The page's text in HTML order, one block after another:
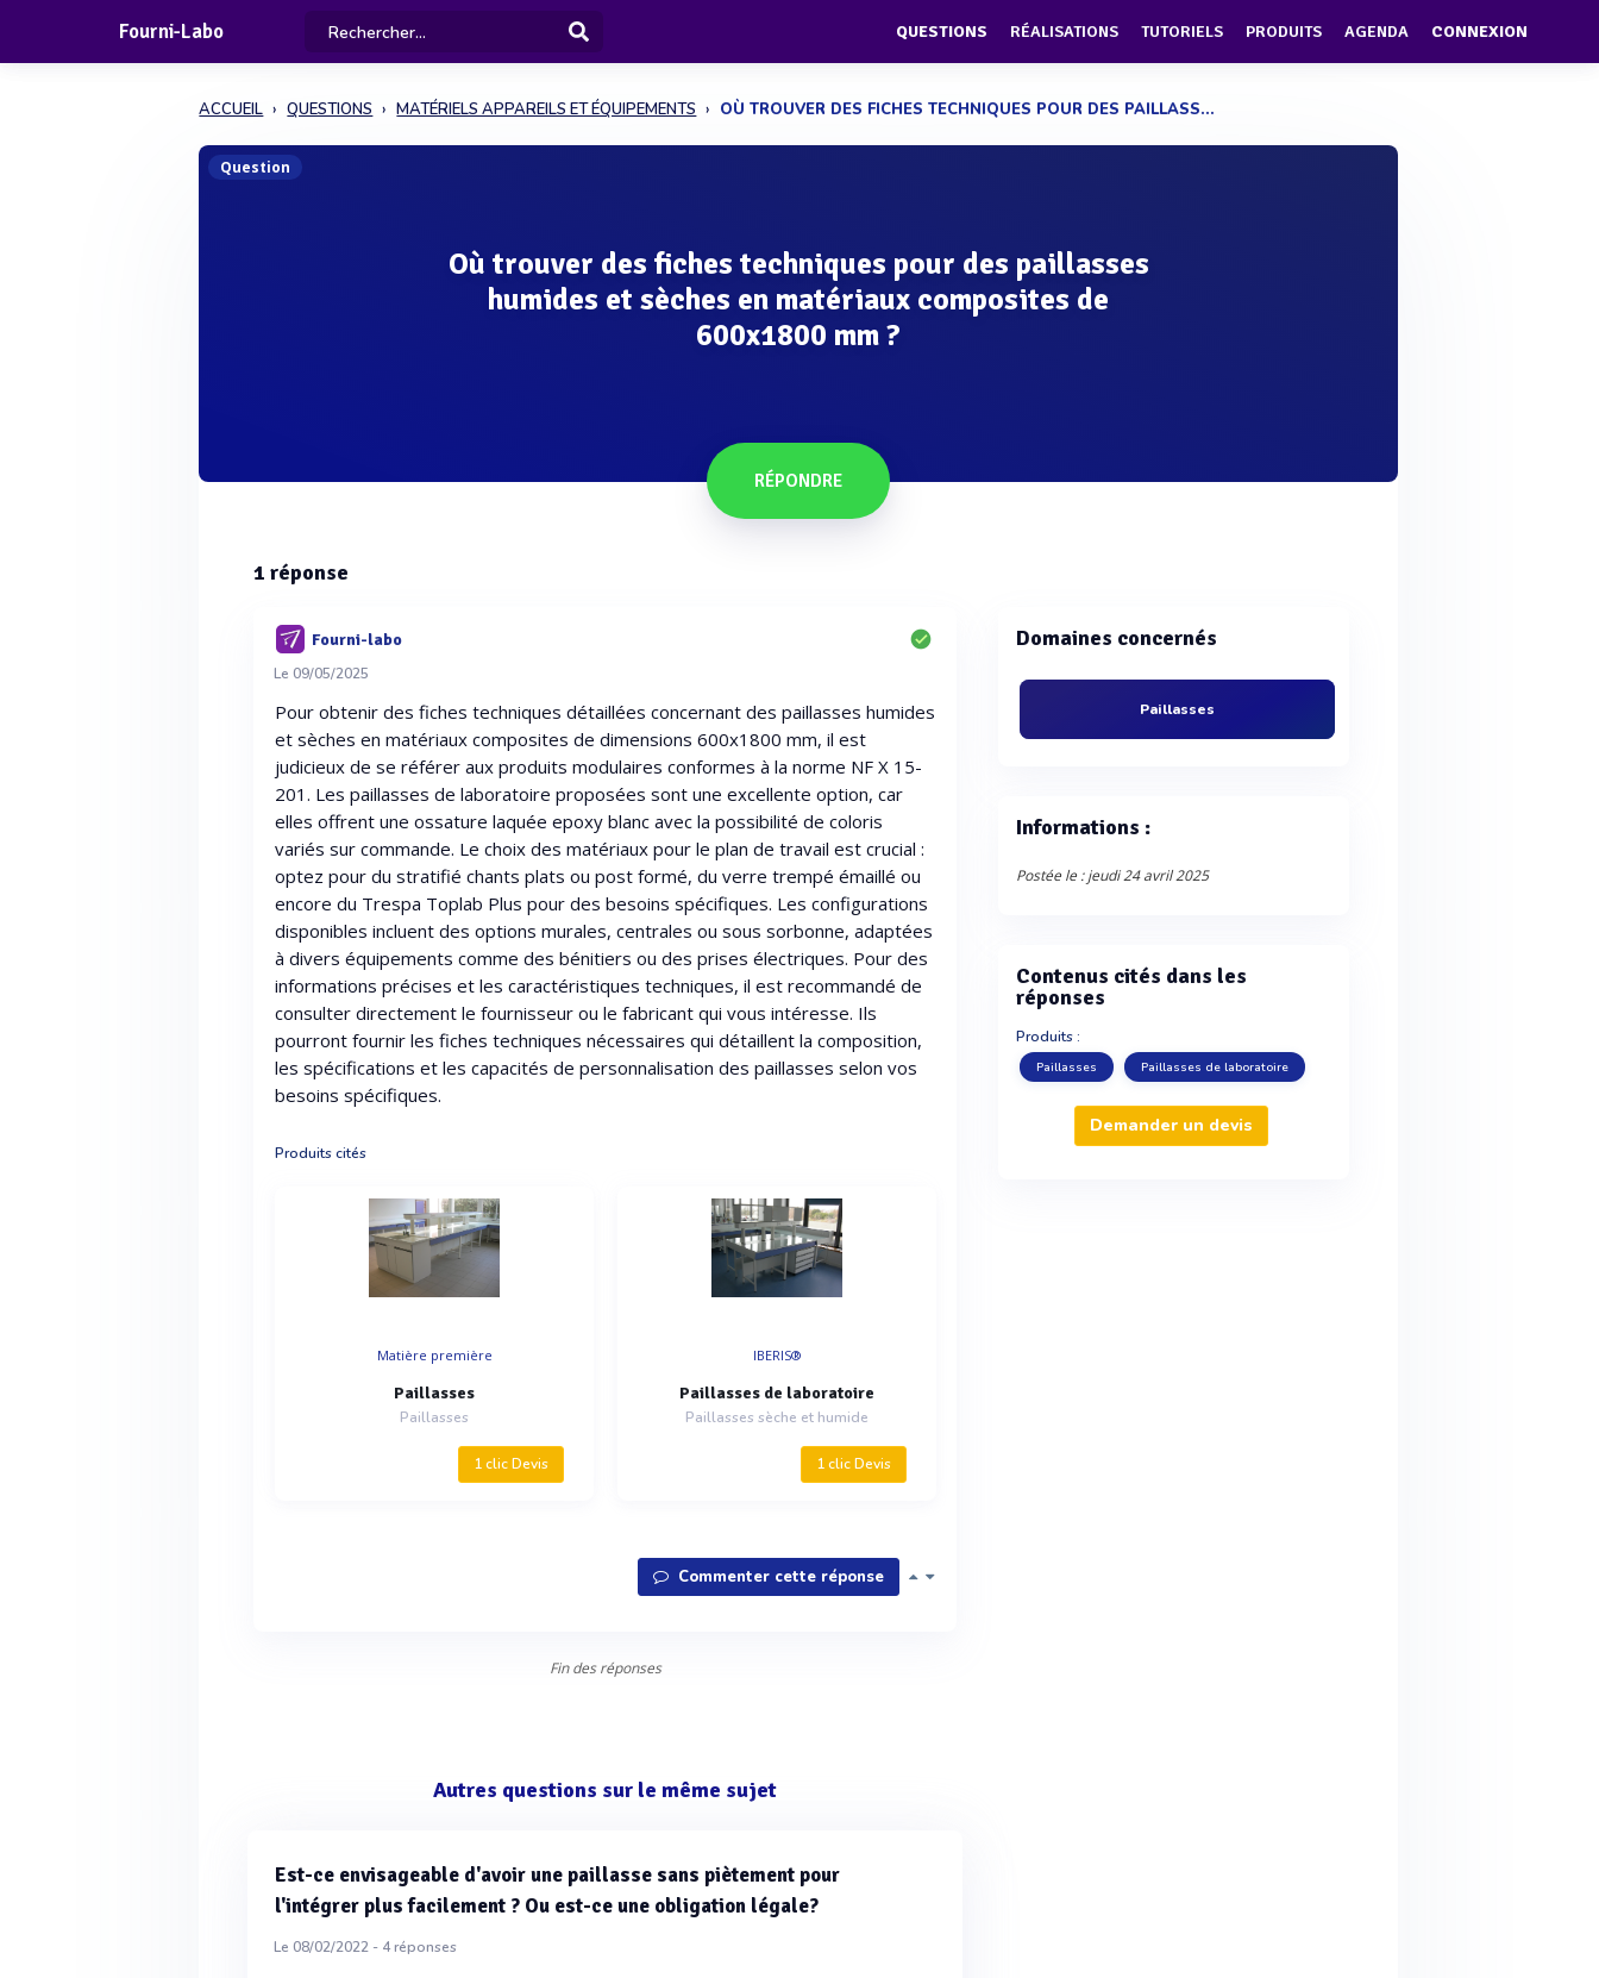
Fourni-Labo QUESTIONS RÉALISATIONS TUTORIELS PRODUITS AGENDA CONNEXION
ACCUEIL QUESTIONS MATÉRIELS APPAREILS ET ÉQUIPEMENTS OÙ TROUVER DES FICHES TECHNIQUES POUR DES PAILLASS...
Question
Où trouver des fiches techniques pour des paillasses
humides et sèches en matériaux composites de
600x1800 mm ?
RÉPONDRE
1 réponse
Fourni-labo
Le 09/05/2025
Pour obtenir des fiches techniques détaillées concernant des paillasses humides
et sèches en matériaux composites de dimensions 600x1800 mm, il est
judicieux de se référer aux produits modulaires conformes à la norme NF X 15-
201. Les paillasses de laboratoire proposées sont une excellente option, car
elles offrent une ossature laquée epoxy blanc avec la possibilité de coloris
variés sur commande. Le choix des matériaux pour le plan de travail est crucial :
optez pour du stratifié chants plats ou post formé, du verre trempé émaillé ou
encore du Trespa Toplab Plus pour des besoins spécifiques. Les configurations
disponibles incluent des options murales, centrales ou sous sorbonne, adaptées
à divers équipements comme des bénitiers ou des prises électriques. Pour des
informations précises et les caractéristiques techniques, il est recommandé de
consulter directement le fournisseur ou le fabricant qui vous intéresse. Ils
pourront fournir les fiches techniques nécessaires qui détaillent la composition,
les spécifications et les capacités de personnalisation des paillasses selon vos
besoins spécifiques.
Produits cités
Matière première
Paillasses
Paillasses
1 clic Devis
IBERIS®
Paillasses de laboratoire
Paillasses sèche et humide
1 clic Devis
Commenter cette réponse
Fin des réponses
Autres questions sur le même sujet
Est-ce envisageable d'avoir une paillasse sans piètement pour
l'intégrer plus facilement ? Ou est-ce une obligation légale?
Le 08/02/2022 - 4réponses
Domaines concernés
Paillasses
Informations :
Postée le : jeudi 24 avril 2025
Contenus cités dans les
réponses
Produits :
Paillasses Paillasses de laboratoire
Demander un devis